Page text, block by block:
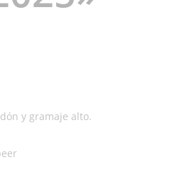
y gramaje alto.